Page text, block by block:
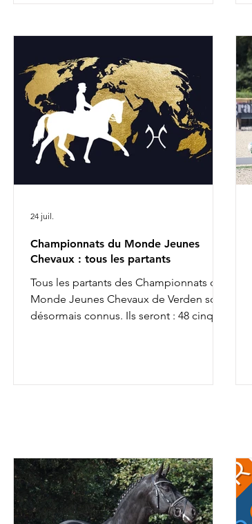
Bien qu'elle ait fait partie des pré-
Championnats du Monde d'Aix la
Chapelle avec Braveheart, Charlotte
Dujardin ne retrouvera pas cette année
l'équipe anglaise chez les senio
Championnats du Monde Jeunes
Chevaux : tous les partants
Tous les partants des Championnats du
Monde Jeunes Chevaux de Verden sont
désormais connus. Ils seront : 48 cinq
24 juil.